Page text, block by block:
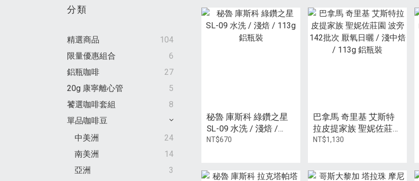
分類
精選商品
104
限量優惠組合
6
鋁瓶咖啡
27
20g 康寧離心管
5
饕選咖啡套組
8
單品咖啡豆
中美洲
24
南美洲
14
亞洲
3
秘魯 庫斯科 綠鑽之星
SL-09 水洗 / 淺焙 /
113g 鋁瓶裝
NT$670
巴拿馬 奇里基 艾斯特
拉皮提家族 聖妮佐莊園
波旁 142批次 厭氧日曬
NT$1,130